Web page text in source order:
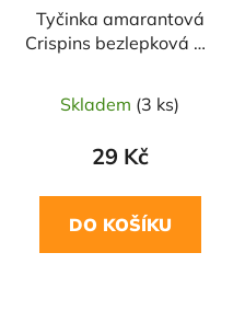
Tyčinka amarantová
Crispins bezlepková 50
Skladem (3 ks)
29 Kč
DO KOŠÍKU